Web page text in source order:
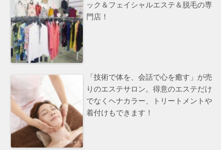
ック＆フェイシャルエステ＆脱毛の専
門店！
「技術で体を、会話で心を癒す」が売
りのエステサロン。得意のエステだけ
でなくヘナカラー、トリートメントや
着付けもできます！